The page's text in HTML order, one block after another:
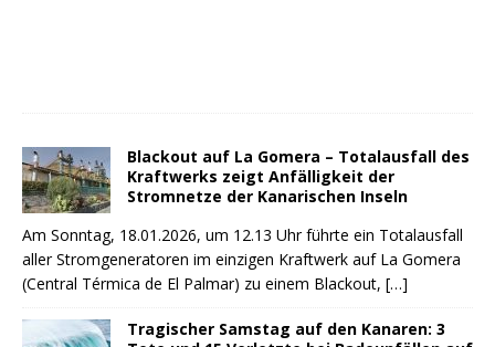
Blackout auf La Gomera – Totalausfall des
Kraftwerks zeigt Anfälligkeit der
Stromnetze der Kanarischen Inseln
Am Sonntag, 18.01.2026, um 12.13 Uhr führte ein Totalausfall
aller Stromgeneratoren im einzigen Kraftwerk auf La Gomera
(Central Térmica de El Palmar) zu einem Blackout, […]
Tragischer Samstag auf den Kanaren: 3